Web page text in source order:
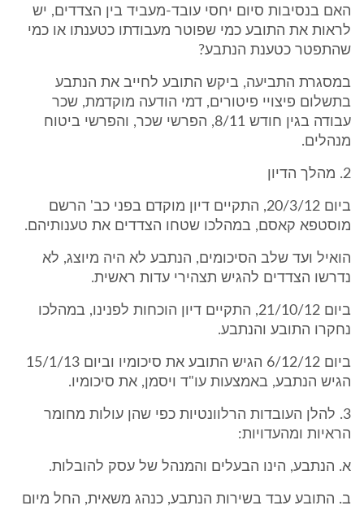
האם בנסיבות סיום יחסי עובד-מעביד בין הצדדים, יש
לראות את התובע כמי שפוטר מעבודתו כטענתו או כמי
שהתפטר כטענת הנתבע?
במסגרת התביעה, ביקש התובע לחייב את הנתבע
בתשלום פיצויי פיטורים, דמי הודעה מוקדמת, שכר
עבודה בגין חודש 8/11, הפרשי שכר, והפרשי ביטוח
מנהלים.
2. מהלך הדיון
ביום 20/3/12, התקיים דיון מוקדם בפני כב' הרשם
מוסטפא קאסם, במהלכו שטחו הצדדים את טענותיהם.
הואיל ועד שלב הסיכומים, הנתבע לא היה מיוצג, לא
נדרשו הצדדים להגיש תצהירי עדות ראשית.
ביום 21/10/12, התקיים דיון הוכחות לפנינו, במהלכו
נחקרו התובע והנתבע.
ביום 6/12/12 הגיש התובע את סיכומיו וביום 15/1/13
הגיש הנתבע, באמצעות עו"ד ויסמן, את סיכומיו.
3. להלן העובדות הרלוונטיות כפי שהן עולות מחומר
הראיות ומהעדויות:
א. הנתבע, הינו הבעלים והמנהל של עסק להובלות.
ב. התובע עבד בשירות הנתבע, כנהג משאית, החל מיום